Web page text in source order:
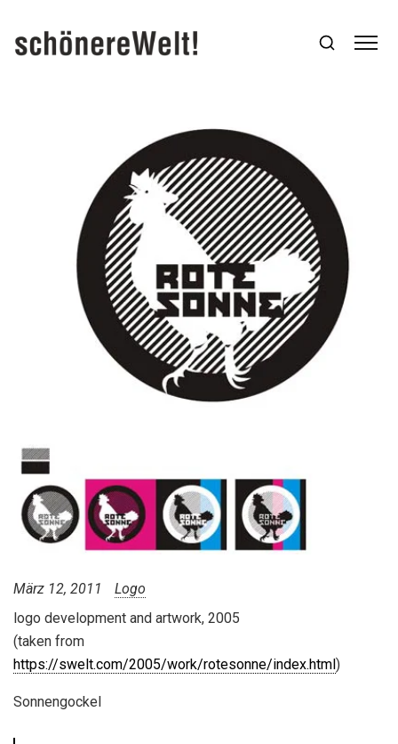
März 12, 2011
Logo
logo development and artwork, 2005
(taken from
https://swelt.com/2005/work/rotesonne/index.html)
Sonnengockel